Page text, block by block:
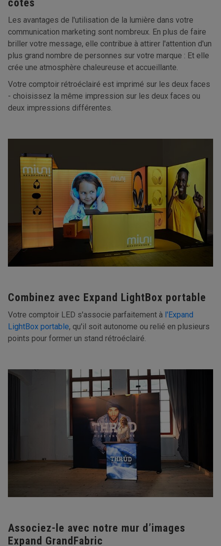
côtés
Les avantages de l'utilisation de la lumière dans votre
communication marketing sont nombreux. En plus de faire
briller votre message, elle contribue à attirer l'attention d'un
plus grand nombre de personnes sur votre marque : Et elle
crée une atmosphère chaleureuse et accueillante.
Votre comptoir rétroéclairé est imprimé sur les deux faces
- choisissez la même impression sur les deux faces ou
deux impressions différentes.
Combinez avec Expand LightBox portable
Votre comptoir LED s'associe parfaitement à l'Expand
LightBox portable, qu'il soit autonome ou relié en plusieurs
points pour former un stand rétroéclairé.
Associez-le avec notre mur d’images
Expand GrandFabric